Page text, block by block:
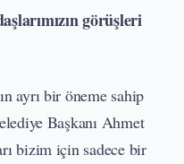
görüşleri
ayrı bir öneme sahip
Başkanı Ahmet
bizim için sadece bir